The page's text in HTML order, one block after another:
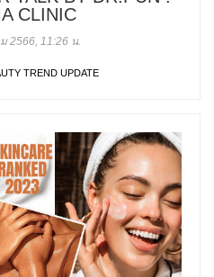
CLINIC
2566, 11:26 น.
TREND UPDATE